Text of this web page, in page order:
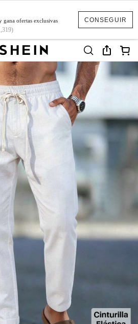
CONSEGUIR
gana ofertas exclusivas